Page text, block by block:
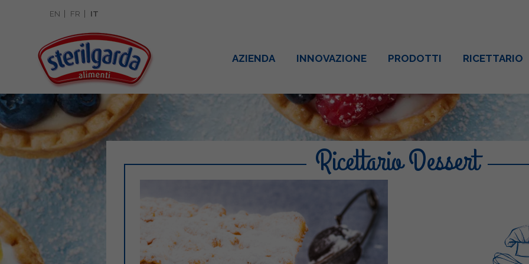
EN FR IT
AZIENDA INNOVAZIONE PRODOTTI RICETTARIO
Ricettario Dessert